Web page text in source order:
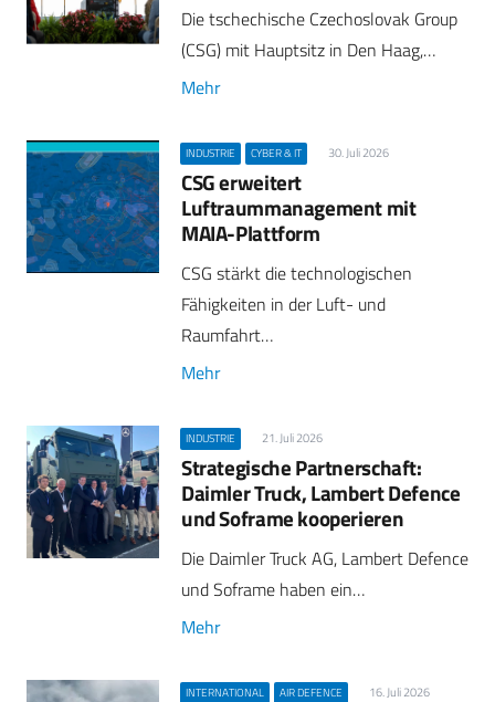
Die tschechische Czechoslovak Group
(CSG) mit Hauptsitz in Den Haag,…
Mehr
INDUSTRIE CYBER & IT 30. Juli 2026
CSG erweitert
Luftraummanagement mit
MAIA-Plattform
CSG stärkt die technologischen
Fähigkeiten in der Luft- und
Raumfahrt…
Mehr
INDUSTRIE 21. Juli 2026
Strategische Partnerschaft:
Daimler Truck, Lambert Defence
und Soframe kooperieren
Die Daimler Truck AG, Lambert Defence
und Soframe haben ein…
Mehr
INTERNATIONAL AIR DEFENCE 16. Juli 2026